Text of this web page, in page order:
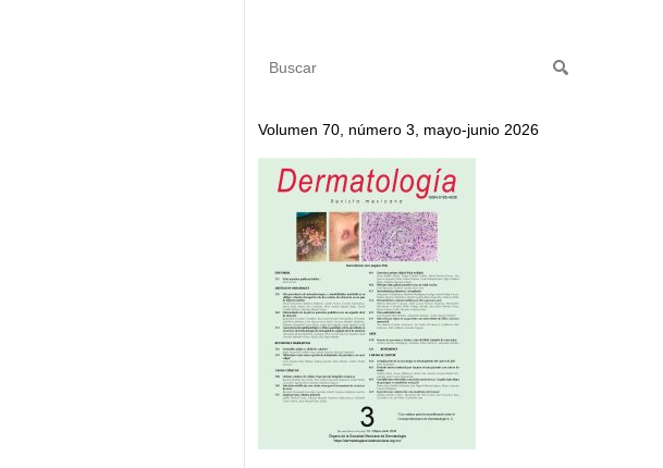
Volumen 70, número 3, mayo-junio 2026